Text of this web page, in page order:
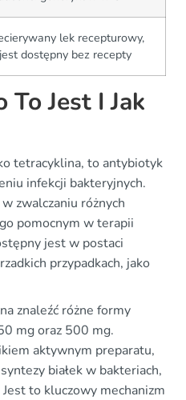
lek recepturowy,
dostępny bez recepty
To Jest I Jak
tetracyklina, to antybiotyk
infekcji bakteryjnych.
zwalczaniu różnych
pomocnym w terapii
jest w postaci
przypadkach, jako
znaleźć różne formy
mg oraz 500 mg.
aktywnym preparatu,
białek w bakteriach,
to kluczowy mechanizm